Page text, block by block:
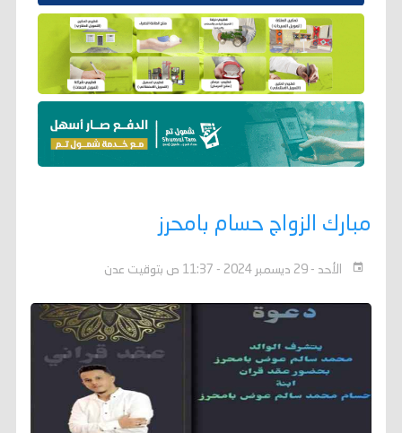
مبارك الزواج حسام بامحرز
الأحد - 29 ديسمبر 2024 - 11:37 ص بتوقيت عدن